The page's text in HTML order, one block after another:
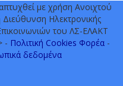
με χρήση Ανοιχτού
Ηλεκτρονικής
του ΛΣ-ΕΛΑΚΤ
- Πολιτική Cookies Φορέα -
δεδομένα